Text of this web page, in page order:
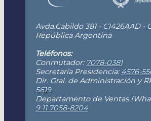
Avda.Cabildo 381 - C1426AAD -
República Argentina
Teléfonos:
Conmutador: 7078-0381
Secretaría Presidencia: 4576-
Dir. Gral. de Administración y
5619
Departamento de Ventas
9 11 7058-8204